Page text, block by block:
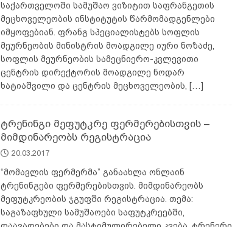
საქართველოში სამუშაო ვიზიტით საფრანგეთის
მეცხოველეობის ინსტიტუტის წარმომადგენლები
იმყოფებიან. ფრანგ სპეციალისტებს სოფლის
მეურნეობის მინისტრის მოადგილე იური ნოზაძე,
სოფლის მეურნეობის სამეცნიერო-კვლევითი
ცენტრის დირექტორის მოადგილე ნოდარ
ხატიაშვილი და ცენტრის მეცხოველეობის,
[…]
ტრენინგი მეფუტკრე ფერმერებისთვის –
მიმდინარეობს რეგისტრაცია
20.03.2017
“მომავლის ფერმერმა” განაახლა ონლაინ
ტრენინგები ფერმერებისთვის. მიმდინარეობს
მეფუტკრეობის ჯგუფში რეგისტრაცია. თემა:
საგაზაფხული სამუშაოები საფუტკრეებში,